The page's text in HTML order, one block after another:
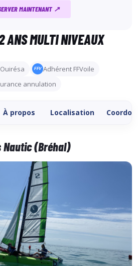
ANS MULTI NIVEAUX
FFV Adhérent FFVoile
annulation
À propos Localisation
Nautic (Bréhal)
MAINTENANT ↗